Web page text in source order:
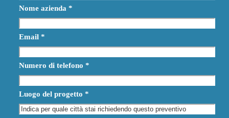
Nome azienda *
Email *
Numero di telefono *
Luogo del progetto *